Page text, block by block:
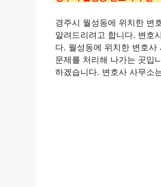
경주시 월성동에 위치한 변
알려드리려고 합니다. 변호
다. 월성동에 위치한 변호
문제를 처리해 나가는 곳입
하겠습니다. 변호사 사무소